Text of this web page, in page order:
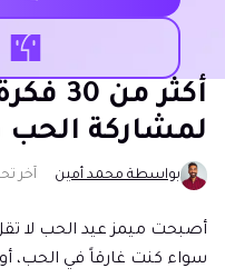
أكثر
لمشاركة
بواسطة محمد أمين آخر تحديث:
أصبحت ميمز عيد الحب لا
سواء كنت غارقاً في الحب،